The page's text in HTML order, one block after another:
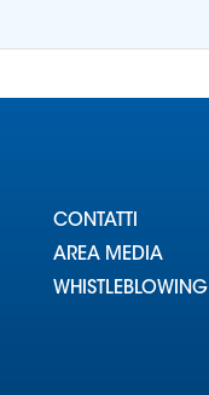
CONTATTI
AREA MEDIA
WHISTLEBLOWING